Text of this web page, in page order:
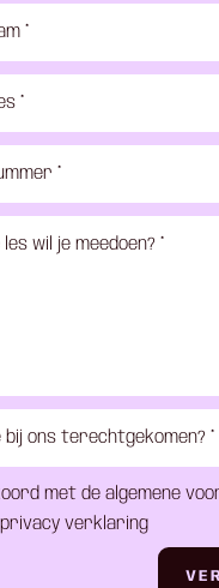
met de algemene
privacy verklaring